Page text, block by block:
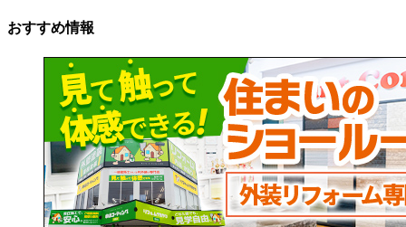
おすすめ情報